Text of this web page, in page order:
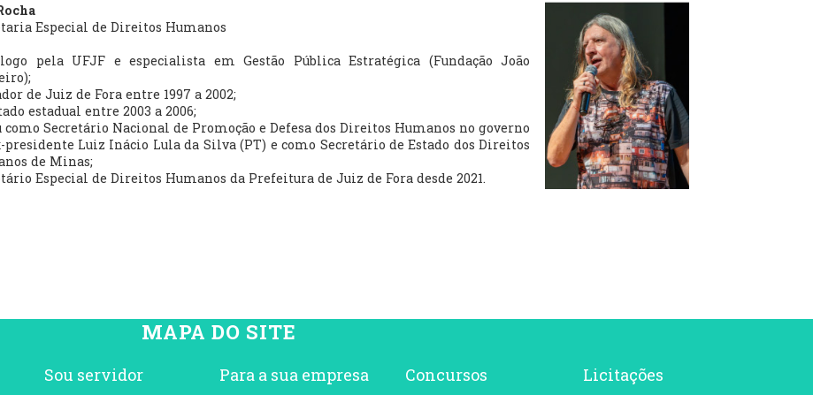
Especial de Direitos Humanos
pela UFJF e especialista em Gestão Pública Estratégica (Fundação João
de Juiz de Fora entre 1997 a 2002;
estadual entre 2003 a 2006;
como Secretário Nacional de Promoção e Defesa dos Direitos Humanos no governo
presidente Luiz Inácio Lula da Silva (PT) e como Secretário de Estado dos Direitos
de Minas;
Especial de Direitos Humanos da Prefeitura de Juiz de Fora desde 2021.
MAPA DO SITE
Sou servidor Para a sua empresa Concursos Licitações